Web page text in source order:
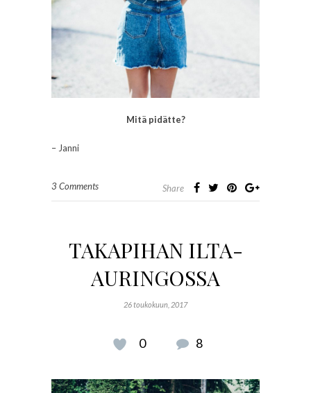
Mitä pidätte?
– Janni
3 Comments Share
TAKAPIHAN ILTA-
AURINGOSSA
26 toukokuun, 2017
0 8